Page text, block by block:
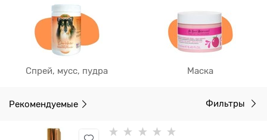
Спрей, мусс, пудра Маска
Рекомендуемые Фильтры